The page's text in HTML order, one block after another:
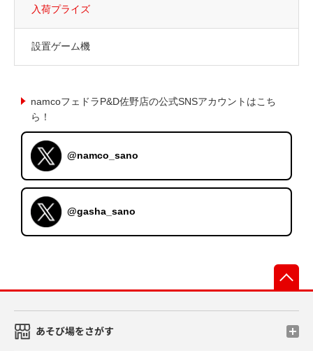
入荷プライズ
設置ゲーム機
namcoフェドラP&D佐野店の公式SNSアカウントはこち
ら！
@namco_sano
@gasha_sano
あそび場をさがす